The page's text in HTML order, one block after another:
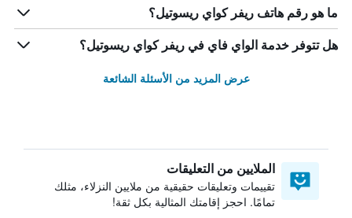
ما هو رقم هاتف ريفر كواي ريسوتيل؟
هل تتوفر خدمة الواي فاي في ريفر كواي ريسوتيل؟
عرض المزيد من الأسئلة الشائعة
الملايين من التعليقات
تقييمات وتعليقات حقيقية من ملايين النزلاء، مثلك
تمامًا. احجز إقامتك المثالية بكل ثقة!